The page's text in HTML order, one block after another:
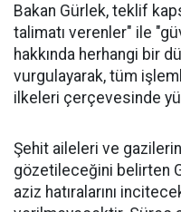
Bakan Gürlek, teklif
talimatı verenler" ile
hakkında herhangi bir
vurgulayarak, tüm
ilkeleri çerçevesinde
Şehit aileleri ve
gözetileceğini belirten
aziz hatıralarını